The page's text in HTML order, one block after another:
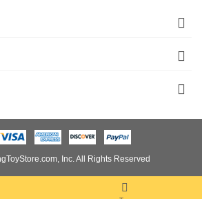
Inc. All Rights Reserved